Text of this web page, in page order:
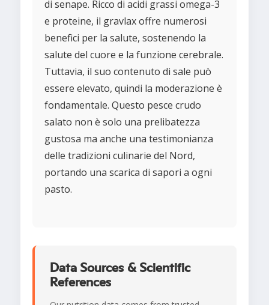
di senape. Ricco di acidi grassi omega-3
e proteine, il gravlax offre numerosi
benefici per la salute, sostenendo la
salute del cuore e la funzione cerebrale.
Tuttavia, il suo contenuto di sale può
essere elevato, quindi la moderazione è
fondamentale. Questo pesce crudo
salato non è solo una prelibatezza
gustosa ma anche una testimonianza
delle tradizioni culinarie del Nord,
portando una scarica di sapori a ogni
pasto.
Data Sources & Scientific
References